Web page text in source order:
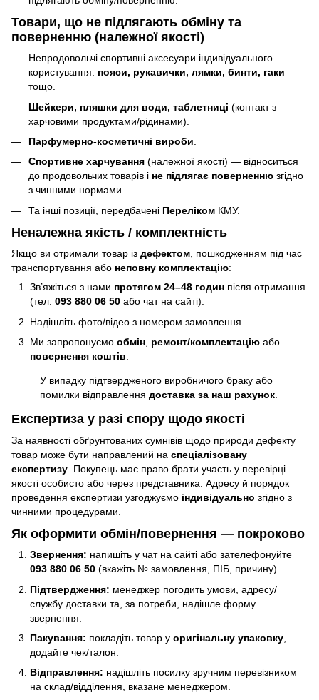
Товари, що не підлягають обміну та
поверненню (належної якості)
Непродовольчі спортивні аксесуари індивідуального
користування: пояси, рукавички, лямки, бинти, гаки
тощо.
Шейкери, пляшки для води, таблетниці (контакт з
харчовими продуктами/рідинами).
Парфумерно-косметичні вироби
Спортивне харчування (належної якості) — відноситься
до продовольчих товарів і не підлягає поверненню згідно
з чинними нормами.
Та інші позиції, передбачені Переліком КМУ.
Неналежна якість / комплектність
Якщо ви отримали товар із дефектом, пошкодженням під час
транспортування або неповну комплектацію:
Зв’яжіться з нами протягом 24–48 годин після отримання
(тел. 093 880 06 50 або чат на сайті).
Надішліть фото/відео з номером замовлення.
Ми запропонуємо обмін ремонт/комплектацію або
повернення коштів
У випадку підтвердженого виробничого браку або
помилки відправлення доставка за наш рахунок
Експертиза у разі спору щодо якості
За наявності обґрунтованих сумнівів щодо природи дефекту
товар може бути направлений на спеціалізовану
експертизу . Покупець має право брати участь у перевірці
якості особисто або через представника. Адресу й порядок
проведення експертизи узгоджуємо індивідуально згідно з
чинними процедурами.
Як оформити обмін/повернення — покроково
Звернення: напишіть у чат на сайті або зателефонуйте
093 880 06 50 (вкажіть № замовлення, ПІБ, причину).
Підтвердження: менеджер погодить умови, адресу/
службу доставки та, за потреби, надішле форму
звернення.
Пакування: покладіть товар у оригінальну упаковку
додайте чек/талон.
Відправлення: надішліть посилку зручним перевізником
на склад/відділення, вказане менеджером.